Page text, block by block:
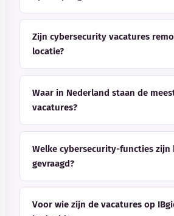
Zijn cybersecurity vacatures
locatie?
Waar in Nederland staan de
vacatures?
Welke cybersecurity-functies zijn
gevraagd?
Voor wie zijn de vacatures op